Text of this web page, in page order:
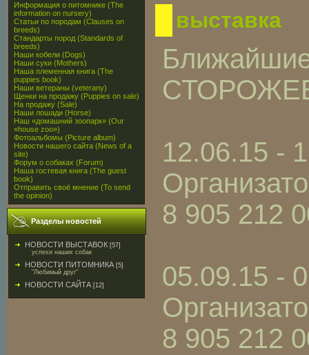
Информация о питомнике (The
information on nursery)
Статьи по породам (Clauses on
breeds)
Стандарты пород (Standards of
breeds)
Наши кобели (Dogs)
Наши суки (Mothers)
Наша племенная книга (The
puppies book)
Наши ветераны (veterany)
Щенки на продажу (Puppies on sale)
На продажу (Sale)
Наши лошади (Horse)
Наш «домашний зоопарк» (Our
«house zoo»)
Фотоальбомы (Picture album)
Новости нашего сайта (News of a
site)
Форум о собаках (Forum)
Наша гостевая книга (The guest
book)
Отправить своё мнение (To send
the opinion)
Разделы новостей
НОВОСТИ ВЫСТАВОК [57]
успехи наших собак
НОВОСТИ ПИТОМНИКА [5]
"Любимый друг"
НОВОСТИ САЙТА [12]
выставка
12.06.15 -
8 905 212
05.09.15 -
8 905 212